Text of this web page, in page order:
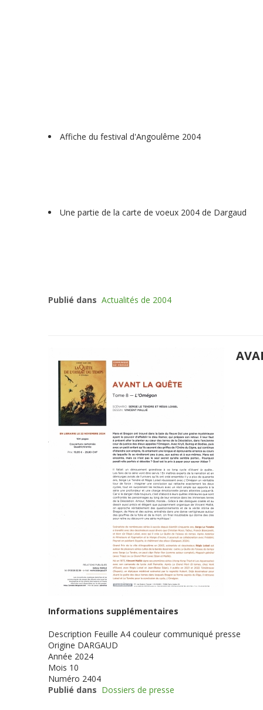
Affiche du festival d'Angoulême 2004
Une partie de la carte de voeux 2004 de Dargaud
Publié dans Actualités de 2004
Informations supplémentaires
Description Feuille A4 couleur communiqué presse
Origine DARGAUD
Année 2024
Mois 10
Numéro 2404
Publié dans Dossiers de presse